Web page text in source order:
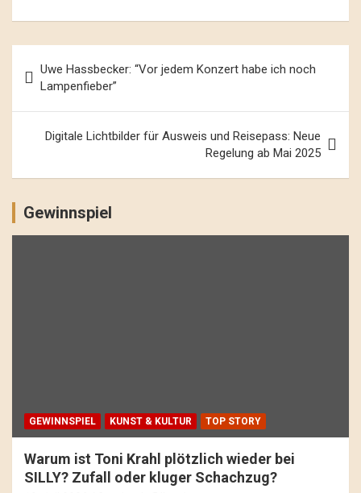
Navigation
Uwe Hassbecker: “Vor jedem Konzert habe ich noch
Lampenfieber”
Digitale Lichtbilder für Ausweis und Reisepass: Neue
Regelung ab Mai 2025
Gewinnspiel
GEWINNSPIEL KUNST & KULTUR TOP STORY
Warum ist Toni Krahl plötzlich wieder bei
SILLY? Zufall oder kluger Schachzug?